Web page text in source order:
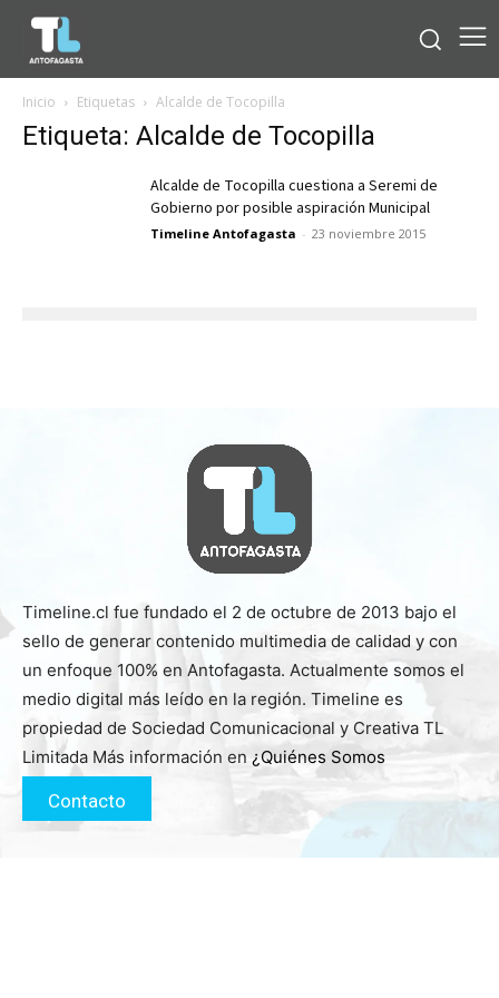
Inicio Etiquetas Alcalde de Tocopilla
Etiqueta: Alcalde de Tocopilla
Alcalde de Tocopilla cuestiona a Seremi de
Gobierno por posible aspiración Municipal
Timeline Antofagasta - 23 noviembre 2015
Timeline.cl fue fundado el 2 de octubre de 2013 bajo el
sello de generar contenido multimedia de calidad y con
un enfoque 100% en Antofagasta. Actualmente somos el
medio digital más leído en la región. Timeline es
propiedad de Sociedad Comunicacional y Creativa TL
Limitada Más información en ¿Quiénes Somos
Contacto